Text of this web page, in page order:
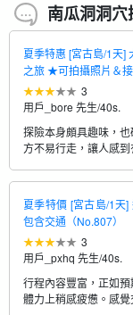
南瓜洞洞
夏季特惠 [宮古島/1天]
之旅 ★可拍攝照片＆
3
用戶_bore 先生/40s.
探險本身頗具趣味，
方不易行走，讓人感到
夏季特價 [宮古島/1天
包含交通（No.807）
3
用戶_pxhq 先生/40s.
行程內容豐富，正如
體力上稍感疲憊。感